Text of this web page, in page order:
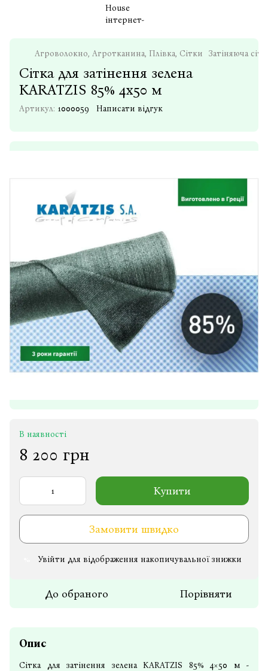
Агроволокно, Агротканина, Плівка, Сітки Затіняюча
Сітка для затінення зелена
KARATZIS 85% 4х50 м
Артикул: 1000059 Написати відгук
В наявності
8 200 грн
Купити
Замовити швидко
Увійти для відображення накопичувальної знижки
До обраного Порівняти
Опис
Сітка для затінення зеленаKARATZIS 85% 4×50 м -